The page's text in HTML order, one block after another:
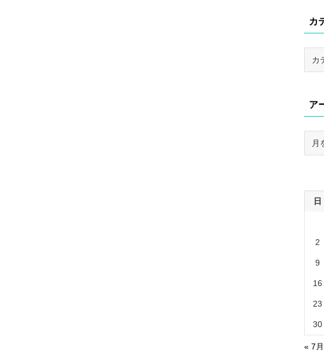
カ
ーア
日
2
9
16
23
30
« 7月